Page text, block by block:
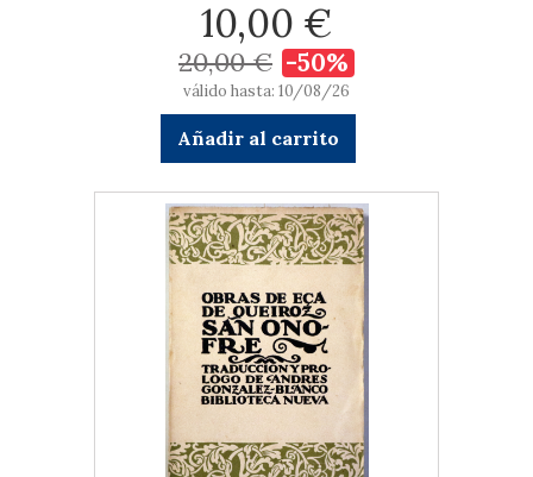
10,00 €
20,00 € -50%
válido hasta: 10/08/26
Añadir al carrito